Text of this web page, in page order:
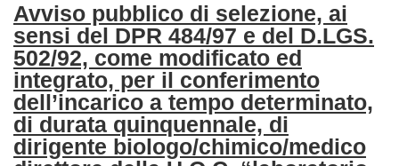
Avviso pubblico di selezione, ai
sensi del DPR 484/97 e del D.LGS.
502/92, come modificato ed
integrato, per il conferimento
dell’incarico a tempo determinato,
di durata quinquennale, di
dirigente biologo/chimico/medico